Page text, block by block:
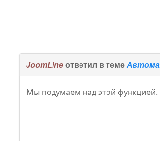
JoomLineответил в теме
Мы подумаем над этой функцией.